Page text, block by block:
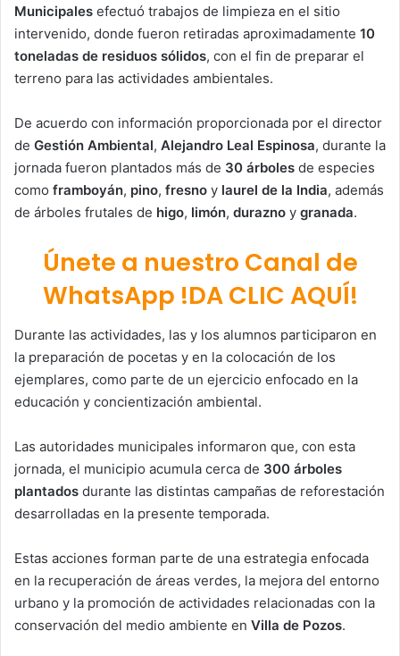
Municipales efectuó trabajos de limpieza en el sitio
intervenido, donde fueron retiradas aproximadamente 10
toneladas de residuos sólidos, con el fin de preparar el
terreno para las actividades ambientales.
De acuerdo con información proporcionada por el director
de Gestión Ambiental, Alejandro Leal Espinosa, durante la
jornada fueron plantados más de 30 árboles de especies
como framboyán, pino, fresno y laurel de la India, además
de árboles frutales de higo, limón, durazno y granada.
Únete a nuestro Canal de
WhatsApp !DA CLIC AQUÍ!
Durante las actividades, las y los alumnos participaron en
la preparación de pocetas y en la colocación de los
ejemplares, como parte de un ejercicio enfocado en la
educación y concientización ambiental.
Las autoridades municipales informaron que, con esta
jornada, el municipio acumula cerca de 300 árboles
plantados durante las distintas campañas de reforestación
desarrolladas en la presente temporada.
Estas acciones forman parte de una estrategia enfocada
en la recuperación de áreas verdes, la mejora del entorno
urbano y la promoción de actividades relacionadas con la
conservación del medio ambiente en Villa de Pozos.